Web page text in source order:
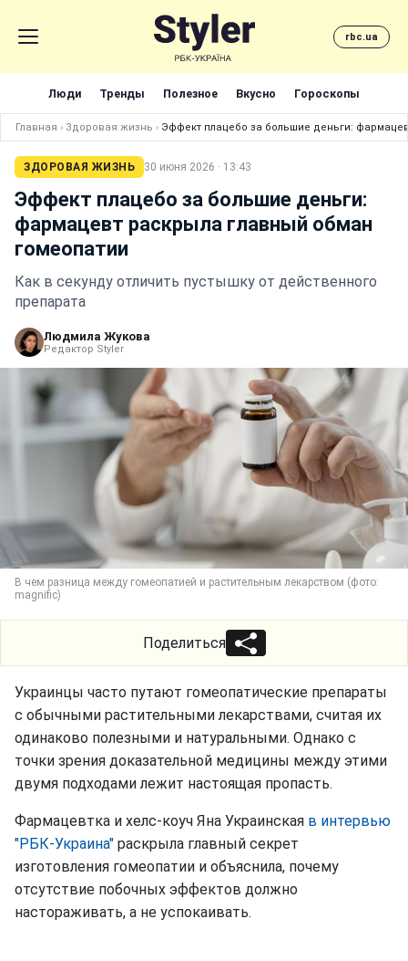
rbc.ua
Люди Тренды Полезное Вкусно Гороскопы
Главная › Здоровая жизнь › Эффект плацебо за большие деньги:
ЗДОРОВАЯ ЖИЗНЬ 30 июня 2026 · 13:43
Эффект плацебо за большие деньги:
фармацевт раскрыла главный обман
гомеопатии
Как в секунду отличить пустышку от действенного
препарата
Людмила Жукова
Редактор Styler
В чем разница между гомеопатией и растительным лекарством (фото:
magnific)
Поделиться
Украинцы часто путают гомеопатические препараты
с обычными растительными лекарствами, считая их
одинаково полезными и натуральными. Однако с
точки зрения доказательной медицины между этими
двумя подходами лежит настоящая пропасть.
Фармацевтка и хелс-коуч Яна Украинская в интервью
"РБК-Украина" раскрыла главный секрет
изготовления гомеопатии и объяснила, почему
отсутствие побочных эффектов должно
настораживать, а не успокаивать.